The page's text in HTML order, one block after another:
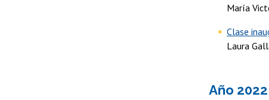
María
Clase
Laura
Año 2022